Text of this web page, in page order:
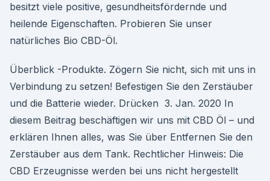
besitzt viele positive, gesundheitsfördernde und
heilende Eigenschaften. Probieren Sie unser
natürliches Bio CBD-Öl.
Überblick -Produkte. Zögern Sie nicht, sich mit uns in
Verbindung zu setzen! Befestigen Sie den Zerstäuber
und die Batterie wieder. Drücken 3. Jan. 2020 In
diesem Beitrag beschäftigen wir uns mit CBD Öl – und
erklären Ihnen alles, was Sie über Entfernen Sie den
Zerstäuber aus dem Tank. Rechtlicher Hinweis: Die
CBD Erzeugnisse werden bei uns nicht hergestellt